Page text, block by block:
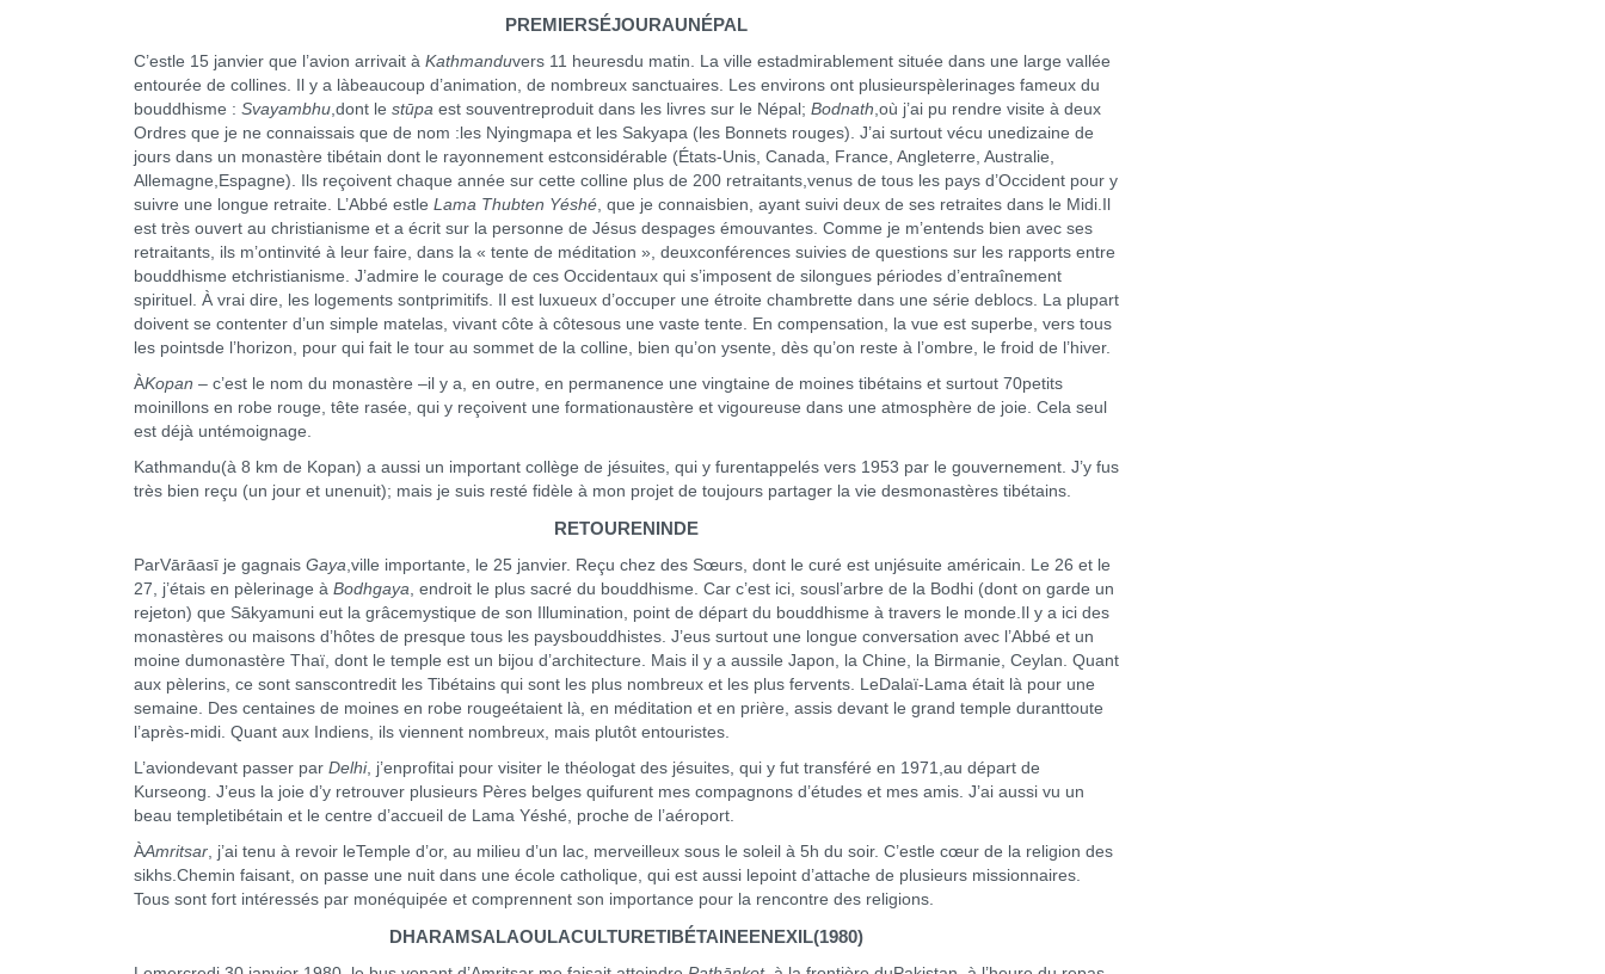
PREMIERSÉJOURAUNÉPAL
C’estle 15 janvier que l’avion arrivait à Kathmanduvers 11 heuresdu matin. La ville estadmirablement située dans une large vallée
entourée de collines. Il y a làbeaucoup d’animation, de nombreux sanctuaires. Les environs ont plusieurspèlerinages fameux du
bouddhisme : Svayambhu,dont le stūpa est souventreproduit dans les livres sur le Népal; Bodnath,où j’ai pu rendre visite à deux
Ordres que je ne connaissais que de nom :les Nyingmapa et les Sakyapa (les Bonnets rouges). J’ai surtout vécu unedizaine de
jours dans un monastère tibétain dont le rayonnement estconsidérable (États-Unis, Canada, France, Angleterre, Australie,
Allemagne,Espagne). Ils reçoivent chaque année sur cette colline plus de 200 retraitants,venus de tous les pays d’Occident pour y
suivre une longue retraite. L’Abbé estle Lama Thubten Yéshé, que je connaisbien, ayant suivi deux de ses retraites dans le Midi.Il
est très ouvert au christianisme et a écrit sur la personne de Jésus despages émouvantes. Comme je m’entends bien avec ses
retraitants, ils m’ontinvité à leur faire, dans la « tente de méditation », deuxconférences suivies de questions sur les rapports entre
bouddhisme etchristianisme. J’admire le courage de ces Occidentaux qui s’imposent de silongues périodes d’entraînement
spirituel. À vrai dire, les logements sontprimitifs. Il est luxueux d’occuper une étroite chambrette dans une série deblocs. La plupart
doivent se contenter d’un simple matelas, vivant côte à côtesous une vaste tente. En compensation, la vue est superbe, vers tous
les pointsde l’horizon, pour qui fait le tour au sommet de la colline, bien qu’on ysente, dès qu’on reste à l’ombre, le froid de l’hiver.
ÀKopan – c’est le nom du monastère –il y a, en outre, en permanence une vingtaine de moines tibétains et surtout 70petits
moinillons en robe rouge, tête rasée, qui y reçoivent une formationaustère et vigoureuse dans une atmosphère de joie. Cela seul
est déjà untémoignage.
Kathmandu(à 8 km de Kopan) a aussi un important collège de jésuites, qui y furentappelés vers 1953 par le gouvernement. J’y fus
très bien reçu (un jour et unenuit); mais je suis resté fidèle à mon projet de toujours partager la vie desmonastères tibétains.
RETOURENINDE
ParVārāasī je gagnais Gaya,ville importante, le 25 janvier. Reçu chez des Sœurs, dont le curé est unjésuite américain. Le 26 et le
27, j’étais en pèlerinage à Bodhgaya, endroit le plus sacré du bouddhisme. Car c’est ici, sousl’arbre de la Bodhi (dont on garde un
rejeton) que Sākyamuni eut la grâcemystique de son Illumination, point de départ du bouddhisme à travers le monde.Il y a ici des
monastères ou maisons d’hôtes de presque tous les paysbouddhistes. J’eus surtout une longue conversation avec l’Abbé et un
moine dumonastère Thaï, dont le temple est un bijou d’architecture. Mais il y a aussile Japon, la Chine, la Birmanie, Ceylan. Quant
aux pèlerins, ce sont sanscontredit les Tibétains qui sont les plus nombreux et les plus fervents. LeDalaï-Lama était là pour une
semaine. Des centaines de moines en robe rougeétaient là, en méditation et en prière, assis devant le grand temple duranttoute
l’après-midi. Quant aux Indiens, ils viennent nombreux, mais plutôt entouristes.
L’aviondevant passer par Delhi, j’enprofitai pour visiter le théologat des jésuites, qui y fut transféré en 1971,au départ de
Kurseong. J’eus la joie d’y retrouver plusieurs Pères belges quifurent mes compagnons d’études et mes amis. J’ai aussi vu un
beau templetibétain et le centre d’accueil de Lama Yéshé, proche de l’aéroport.
ÀAmritsar, j’ai tenu à revoir leTemple d’or, au milieu d’un lac, merveilleux sous le soleil à 5h du soir. C’estle cœur de la religion des
sikhs.Chemin faisant, on passe une nuit dans une école catholique, qui est aussi lepoint d’attache de plusieurs missionnaires.
Tous sont fort intéressés par monéquipée et comprennent son importance pour la rencontre des religions.
DHARAMSALAOULACULTURETIBÉTAINEENEXIL(1980)